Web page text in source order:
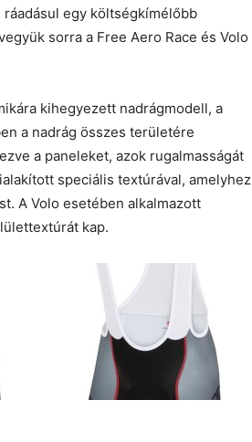
egy költségkímélőbb
sorra a Free Aero Race és Volo
kihegyezett nadrágmodell, a
a nadrág összes területére
a paneleket, azok rugalmasságát
speciális textúrával, amelyhez
A Volo esetében alkalmazott
kap.